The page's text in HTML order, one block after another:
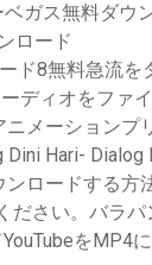
ガス無料ダウ
ロード
ド8無料急流を
ディオをファ
メーションプ
Hari- Dialog
ンロードする方
ださい。バラ
をMP4